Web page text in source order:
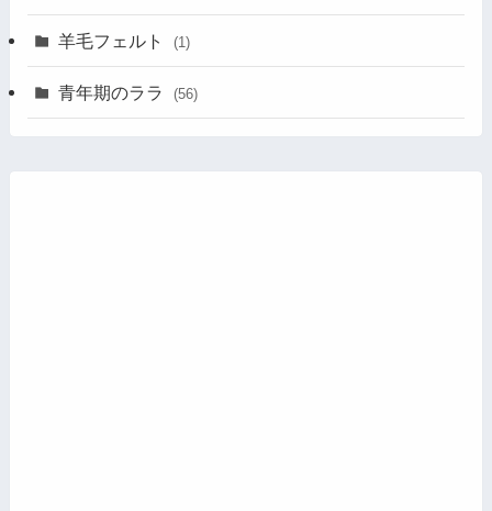
羊毛フェルト (1)
青年期のララ (56)